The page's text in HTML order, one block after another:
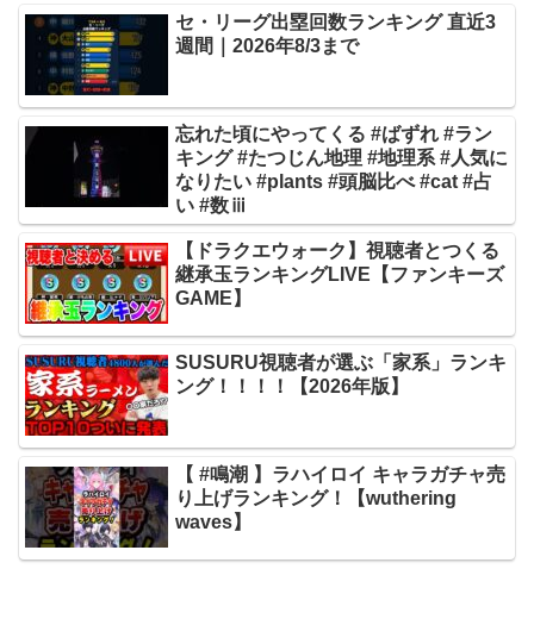
セ・リーグ出塁回数ランキング 直近3
週間｜2026年8/3まで
忘れた頃にやってくる #ばずれ #ラン
キング #たつじん地理 #地理系 #人気に
なりたい #plants #頭脳比べ #cat #占
い #数ⅲ
【ドラクエウォーク】視聴者とつくる
継承玉ランキングLIVE【ファンキーズ
GAME】
SUSURU視聴者が選ぶ「家系」ランキ
ング！！！！【2026年版】
【 #鳴潮 】ラハイロイ キャラガチャ売
り上げランキング！【wuthering
waves】